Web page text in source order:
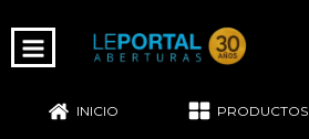
INICIO PRODUCTOS
Inicio - Puertas Exterior - Chapa